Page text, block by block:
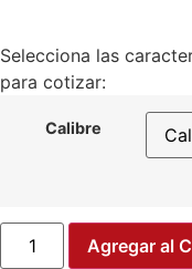
Selecciona las
para cotizar:
Calibre
Agregar al